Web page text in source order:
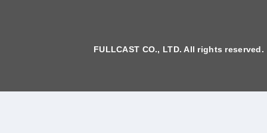
FULLCAST CO., LTD. All rights reserved.